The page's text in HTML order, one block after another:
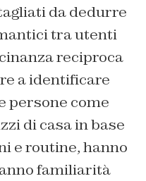
da dedurre
tra utenti
reciproca
a identificare
persone come
di casa in base
e routine, hanno
familiarità